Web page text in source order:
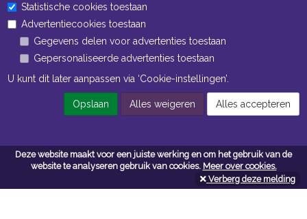
Deze website maakt voor een juiste werking en om het gebruik van de
website te analyseren gebruik van cookies. Meer over cookies.
Verberg deze melding
Openingstijden Kantoor
Openingstijden Magazijn
Navigatie
Algemene voorwaarden
Privacy
Statistische cookies toestaan
Advertentiecookies toestaan
Gegevens delen voor advertenties toestaan
Gepersonaliseerde advertenties toestaan
U kunt dit later aanpassen via ‘Cookie-instellingen’.
Opslaan Alles weigeren Alles accepteren